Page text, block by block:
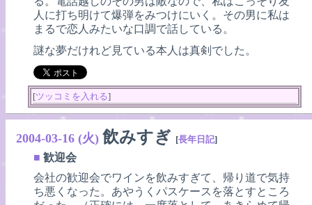
人に打ち明けて爆弾をみつけにいく。その男に私は
まるで恋人みたいな口調で話している。
謎な夢だけれど見ている本人は真剣でした。
[ツッコミを入れる]
2004-03-16 (火) 飲みすぎ [長年日記]
■ 歓迎会
会社の歓迎会でワインを飲みすぎて、帰り道で気持
ち悪くなった。あやうくパスケースを落とすところ